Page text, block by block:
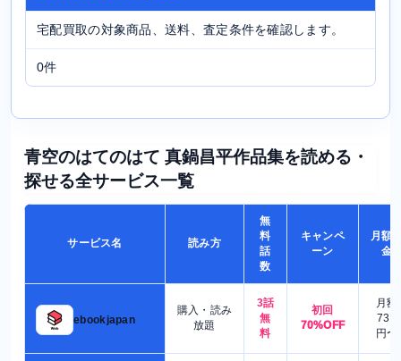
宅配買取の対象商品、送料、査定条件を確認します。
0件
青空のはてのはて 真鍋昌平作品集を読める・
探せる全サービス一覧
サービス名 読み方
無
料
話
数
キャンペ
ーン
月額
金
ebookjapan
購入・読み
放題
3話
無
料
初回
70%OFF
月額
730
円〜